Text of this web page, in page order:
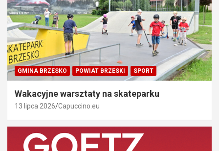
GMINA BRZESKO POWIAT BRZESKI SPORT
Wakacyjne warsztaty na skateparku
13 lipca 2026 Capuccino.eu